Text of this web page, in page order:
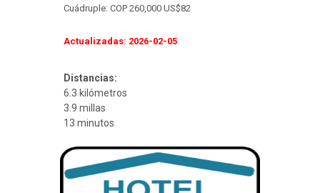
Cuádruple: COP 260,000 US$82
Actualizadas: 2026-02-05
Distancias:
6.3 kilómetros
3.9 millas
13 minutos